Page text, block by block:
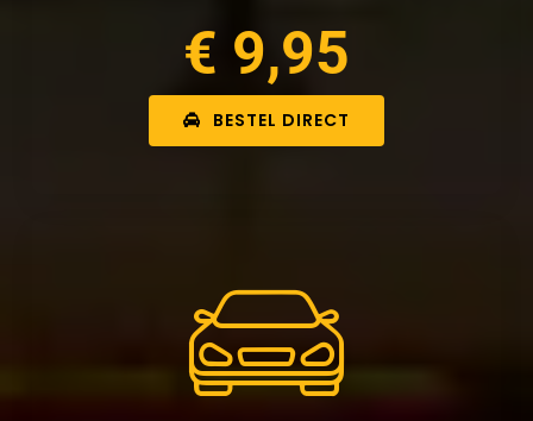
€ 9,95
BESTEL DIRECT